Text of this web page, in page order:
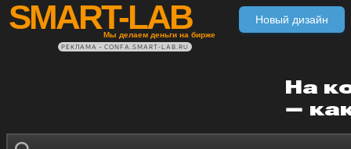
SMART-LAB
Мы делаем деньги на бирже
Новый дизайн
РЕКЛАМА • CONFA.SMART-LAB.RU